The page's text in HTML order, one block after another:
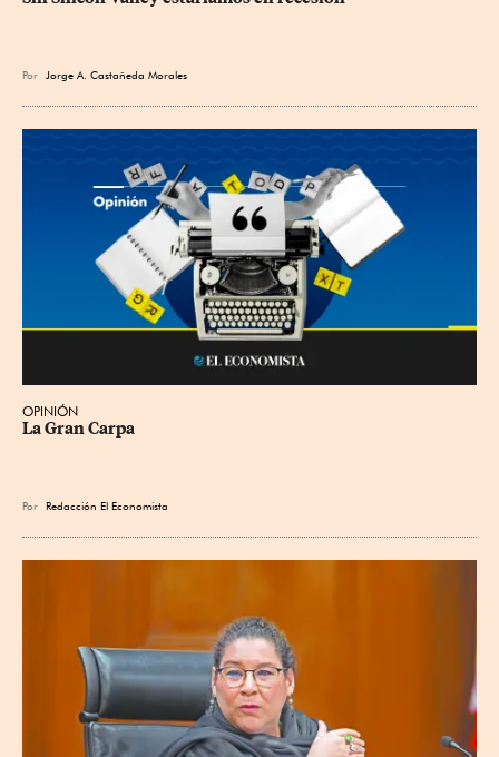
Por Jorge A. Castañeda Morales
OPINIÓN
La Gran Carpa
Por Redacción El Economista